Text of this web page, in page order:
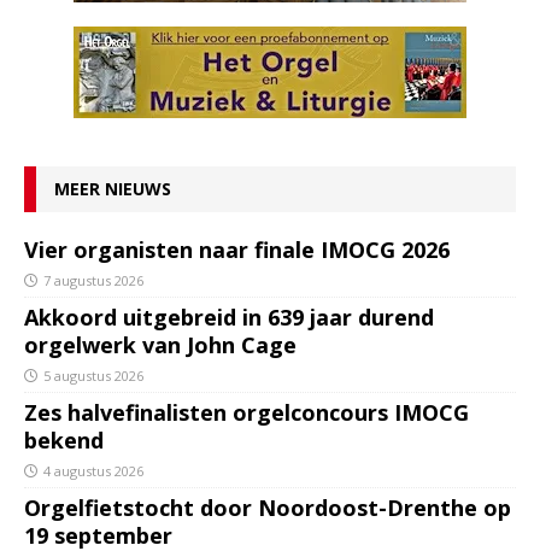
MEER NIEUWS
Vier organisten naar finale IMOCG 2026
7 augustus 2026
Akkoord uitgebreid in 639 jaar durend
orgelwerk van John Cage
5 augustus 2026
Zes halvefinalisten orgelconcours IMOCG
bekend
4 augustus 2026
Orgelfietstocht door Noordoost-Drenthe op
19 september